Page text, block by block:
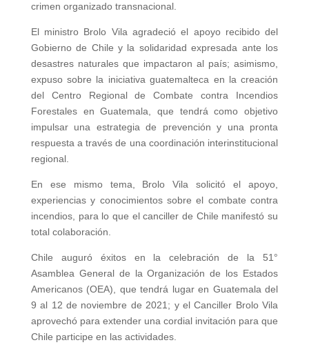
crimen organizado transnacional.
El ministro Brolo Vila agradeció el apoyo recibido del
Gobierno de Chile y la solidaridad expresada ante los
desastres naturales que impactaron al país; asimismo,
expuso sobre la iniciativa guatemalteca en la creación
del Centro Regional de Combate contra Incendios
Forestales en Guatemala, que tendrá como objetivo
impulsar una estrategia de prevención y una pronta
respuesta a través de una coordinación interinstitucional
regional.
En ese mismo tema, Brolo Vila solicitó el apoyo,
experiencias y conocimientos sobre el combate contra
incendios, para lo que el canciller de Chile manifestó su
total colaboración.
Chile auguró éxitos en la celebración de la 51°
Asamblea General de la Organización de los Estados
Americanos (OEA), que tendrá lugar en Guatemala del
9 al 12 de noviembre de 2021; y el Canciller Brolo Vila
aprovechó para extender una cordial invitación para que
Chile participe en las actividades.